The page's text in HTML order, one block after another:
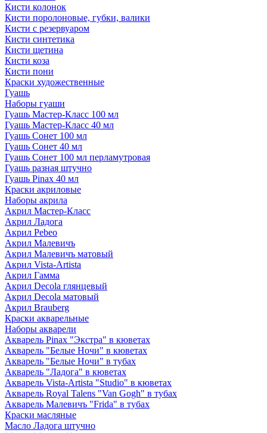
Кисти колонок
Кисти поролоновые, губки, валики
Кисти с резервуаром
Кисти синтетика
Кисти щетина
Кисти коза
Кисти пони
Краски художественные
Гуашь
Наборы гуаши
Гуашь Мастер-Класс 100 мл
Гуашь Мастер-Класс 40 мл
Гуашь Сонет 100 мл
Гуашь Сонет 40 мл
Гуашь Сонет 100 мл перламутровая
Гуашь разная штучно
Гуашь Pinax 40 мл
Краски акриловые
Наборы акрила
Акрил Мастер-Класс
Акрил Ладога
Акрил Pebeo
Акрил Малевичъ
Акрил Малевичъ матовый
Акрил Vista-Artista
Акрил Гамма
Акрил Decola глянцевый
Акрил Decola матовый
Акрил Brauberg
Краски акварельные
Наборы акварели
Акварель Pinax "Экстра" в кюветах
Акварель "Белые Ночи" в кюветах
Акварель "Белые Ночи" в тубах
Акварель "Ладога" в кюветах
Акварель Vista-Artista "Studio" в кюветах
Акварель Royal Talens "Van Gogh" в тубах
Акварель Малевичъ "Frida" в тубах
Краски масляные
Масло Ладога штучно